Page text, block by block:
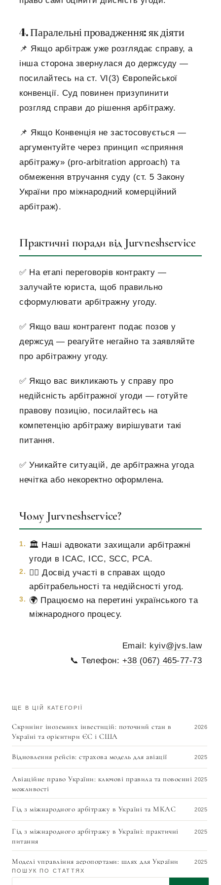
4. Паралельні провадження: як діяти
📌 Якщо арбітраж уже розглядає справу, а
інша сторона звернулася до держсуду —
посилайтесь на ст. VI(3) Європейської
конвенції. Суд повинен призупинити
розгляд справи до рішення арбітражу.
📌 Якщо Конвенція не застосовується —
аргументуйте через принцип «сприяння
арбітражу» (pro-arbitration approach) та
обмеження втручання суду (ст. 5 Закону
України про міжнародний комерційний
арбітраж).
Практичні поради від Jurvneshservice
✅ На етапі переговорів контракту —
залучайте юриста, щоб правильно
сформулювати арбітражну угоду.
✅ Якщо ваш контрагент подає позов у
держсуд — реагуйте негайно та заявляйте
про арбітражну угоду.
✅ Якщо вас викликають у справу про
недійсність арбітражної угоди — готуйте
правову позицію, посилайтесь на
компетенцію арбітражу вирішувати такі
питання.
✅ Уникайте ситуацій, де арбітражна угода
нечітка або некоректно оформлена.
Чому Jurvneshservice?
🏛 Наші адвокати захищали арбітражні
угоди в ICAC, ICC, SCC, PCA.
👩‍⚖️ Досвід участі в справах щодо
арбітрабельності та недійсності угод.
🌍 Працюємо на перетині українського та
міжнародного процесу.
Email: kyiv@jvs.law
📞 Телефон: +38 (067) 465-77-73
ЩЕ В ЦІЙ КАТЕГОРІЇ
Скринінг іноземних інвестицій: поточний стан в
Україні та орієнтири ЄС і США
2026
Відновлення рейсів: страхова модель для авіації 2025
Авіаційне право України: ключові правила та повоєнні
можливості
2025
Гід з міжнародного арбітражу в Україні та МКАС 2025
Гід з міжнародного арбітражу в Україні: практичні
питання
2025
Моделі управління аеропортами: шлях для України 2025
ПОШУК ПО СТАТТЯХ